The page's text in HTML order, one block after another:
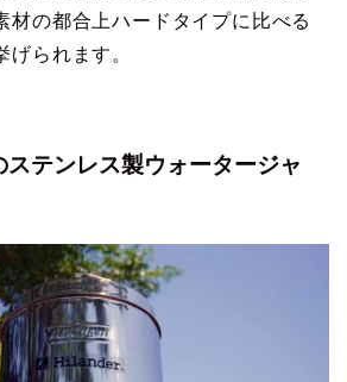
材の都合上ハードタイプに比べる
げられます。
テンレス製ウォータージャ